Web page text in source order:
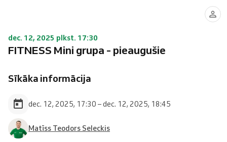
dec. 12, 2025 plkst. 17:30
FITNESS Mini grupa - pieaugušie
Sīkāka informācija
dec. 12, 2025, 17:30 – dec. 12, 2025, 18:45
Matīss Teodors Seleckis